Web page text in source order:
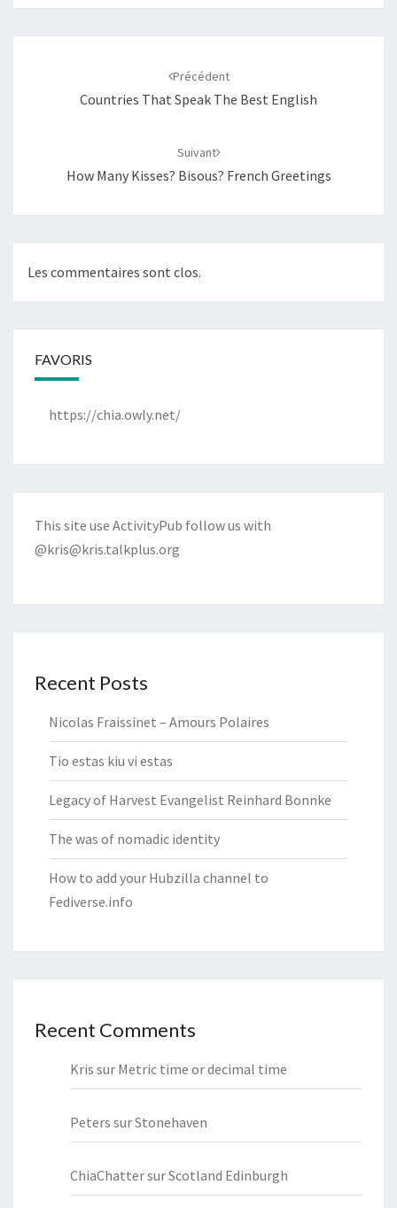
Précédent
Countries That Speak The Best English
Suivant
How Many Kisses? Bisous? French Greetings
Les commentaires sont clos.
FAVORIS
https://chia.owly.net/
This site use ActivityPub follow us with
@kris@kris.talkplus.org
Recent Posts
Nicolas Fraissinet – Amours Polaires
Tio estas kiu vi estas
Legacy of Harvest Evangelist Reinhard Bonnke
The was of nomadic identity
How to add your Hubzilla channel to
Fediverse.info
Recent Comments
Kris sur Metric time or decimal time
Peters surStonehaven
ChiaChattersurScotland Edinburgh